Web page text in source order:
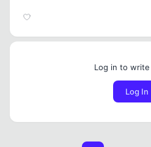
Log in to write
Log In